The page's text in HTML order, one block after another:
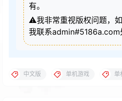
有。
⚠️我非常重视版权问题，
我联系admin#5186a.com
中文版 单机游戏 单